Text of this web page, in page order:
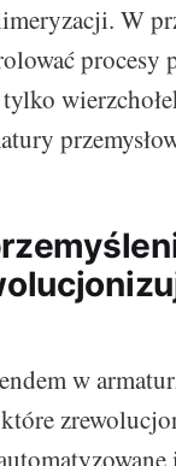
W
procesy
w